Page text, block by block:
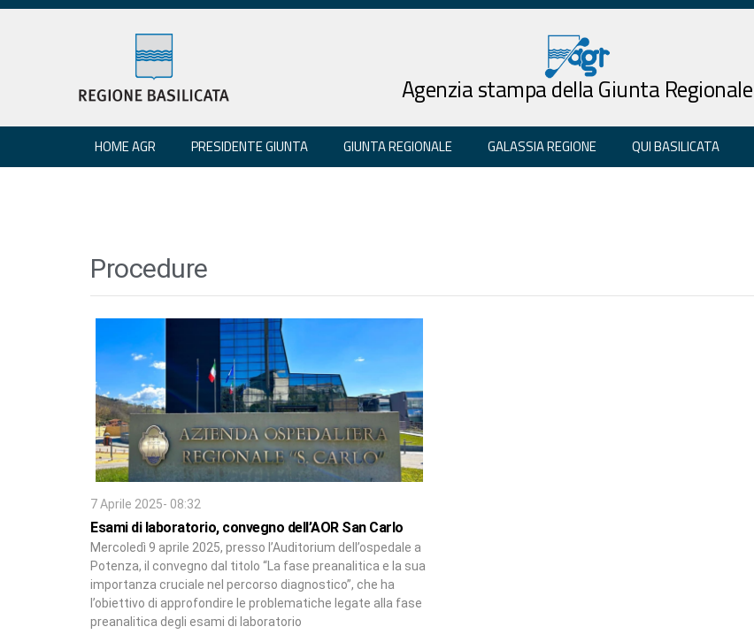
Agenzia stampa della Giunta Regionale
HOME AGR PRESIDENTE GIUNTA GIUNTA REGIONALE GALASSIA REGIONE QUI BASILICATA
Procedure
7 Aprile 2025- 08:32
Esami di laboratorio, convegno dell’AOR San Carlo
Mercoledì 9 aprile 2025, presso l’Auditorium dell’ospedale a
Potenza, il convegno dal titolo “La fase preanalitica e la sua
importanza cruciale nel percorso diagnostico”, che ha
l’obiettivo di approfondire le problematiche legate alla fase
preanalitica degli esami di laboratorio